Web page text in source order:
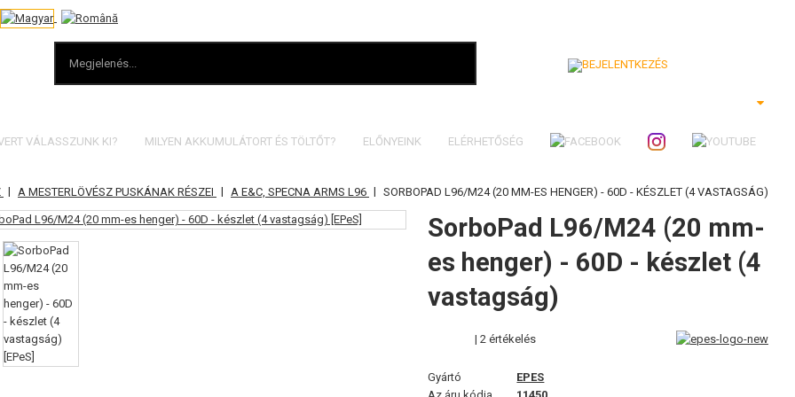
VÁLASSZUNK KI? MILYEN AKKUMULÁTORT ÉS TÖLTŐT? ELŐNYEINK ELÉRHETŐSÉG
| A MESTERLÖVÉSZ PUSKÁNAK RÉSZEI | A E&C, SPECNA ARMS L96 | SORBOPAD L96/M24 (20 MM-ES HENGER) - 60D - KÉSZLET (4 VASTAGSÁG)
SorboPad L96/M24 (20 mm-
es henger) - 60D - készlet (4
vastagság)
| 2 értékelés
Gyártó
EPES